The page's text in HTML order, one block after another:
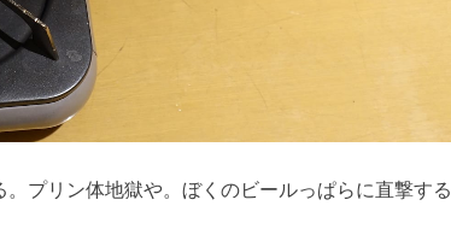
プリン体地獄や。ぼくのビールっぱらに直撃する